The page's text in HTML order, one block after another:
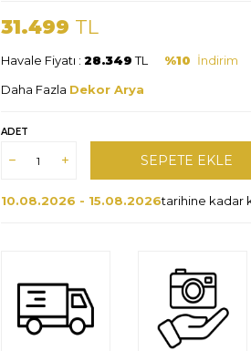
31.499 TL
Havale Fiyatı : 28.349TL %10 İndirim
Daha Fazla Dekor Arya
ADET
SEPETE EKLE
10.08.2026 - 15.08.2026tarihine kadar